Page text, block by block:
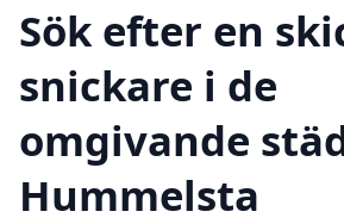
Sök efter en
snickare i de
omgivande
Hummelsta